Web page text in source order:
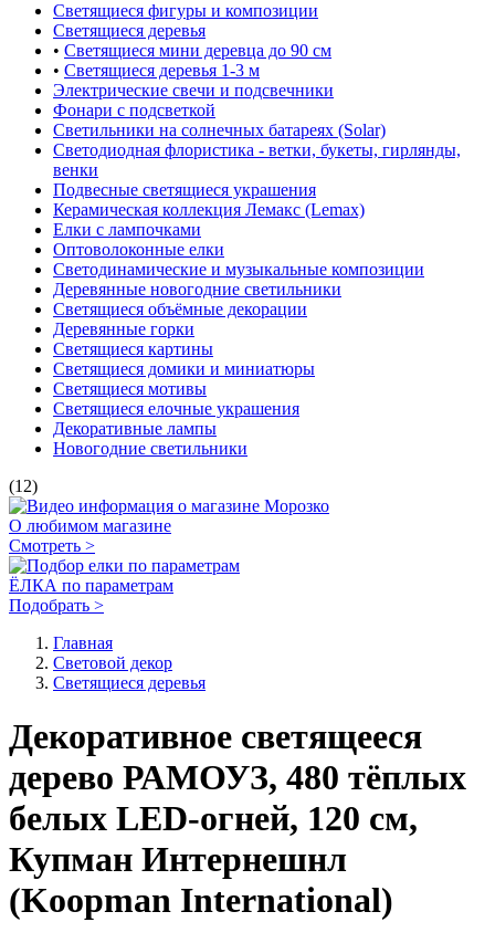
Светящиеся фигуры и композиции
Светящиеся деревья
• Светящиеся мини деревца до 90 см
• Светящиеся деревья 1-3 м
Электрические свечи и подсвечники
Фонари с подсветкой
Светильники на солнечных батареях (Solar)
Светодиодная флористика - ветки, букеты, гирлянды,
венки
Подвесные светящиеся украшения
Керамическая коллекция Лемакс (Lemax)
Елки с лампочками
Оптоволоконные елки
Светодинамические и музыкальные композиции
Деревянные новогодние светильники
Светящиеся объёмные декорации
Деревянные горки
Светящиеся картины
Светящиеся домики и миниатюры
Светящиеся мотивы
Светящиеся елочные украшения
Декоративные лампы
Новогодние светильники
(12)
О любимом магазине
Смотреть >
ЁЛКА по параметрам
Подобрать >
Главная
Световой декор
Светящиеся деревья
Декоративное светящееся
дерево РАМОУЗ, 480 тёплых
белых LED-огней, 120 см,
Купман Интернешнл
(Koopman International)